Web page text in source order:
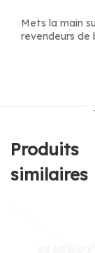
Mets la main
revendeurs de
Produits
similaires